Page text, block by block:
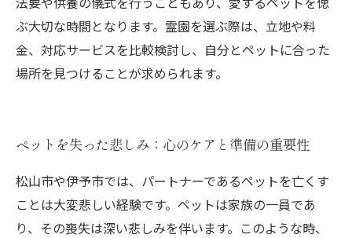
ぶ大切な時間となります。霊園を選ぶ際は、立地や料
金、対応サービスを比較検討し、自分とペットに合った
場所を見つけることが求められます。
ペットを失った悲しみ：心のケアと準備の重要性
松山市や伊予市では、パートナーであるペットを亡くす
ことは大変悲しい経験です。ペットは家族の一員であ
り、その喪失は深い悲しみを伴います。このような時、